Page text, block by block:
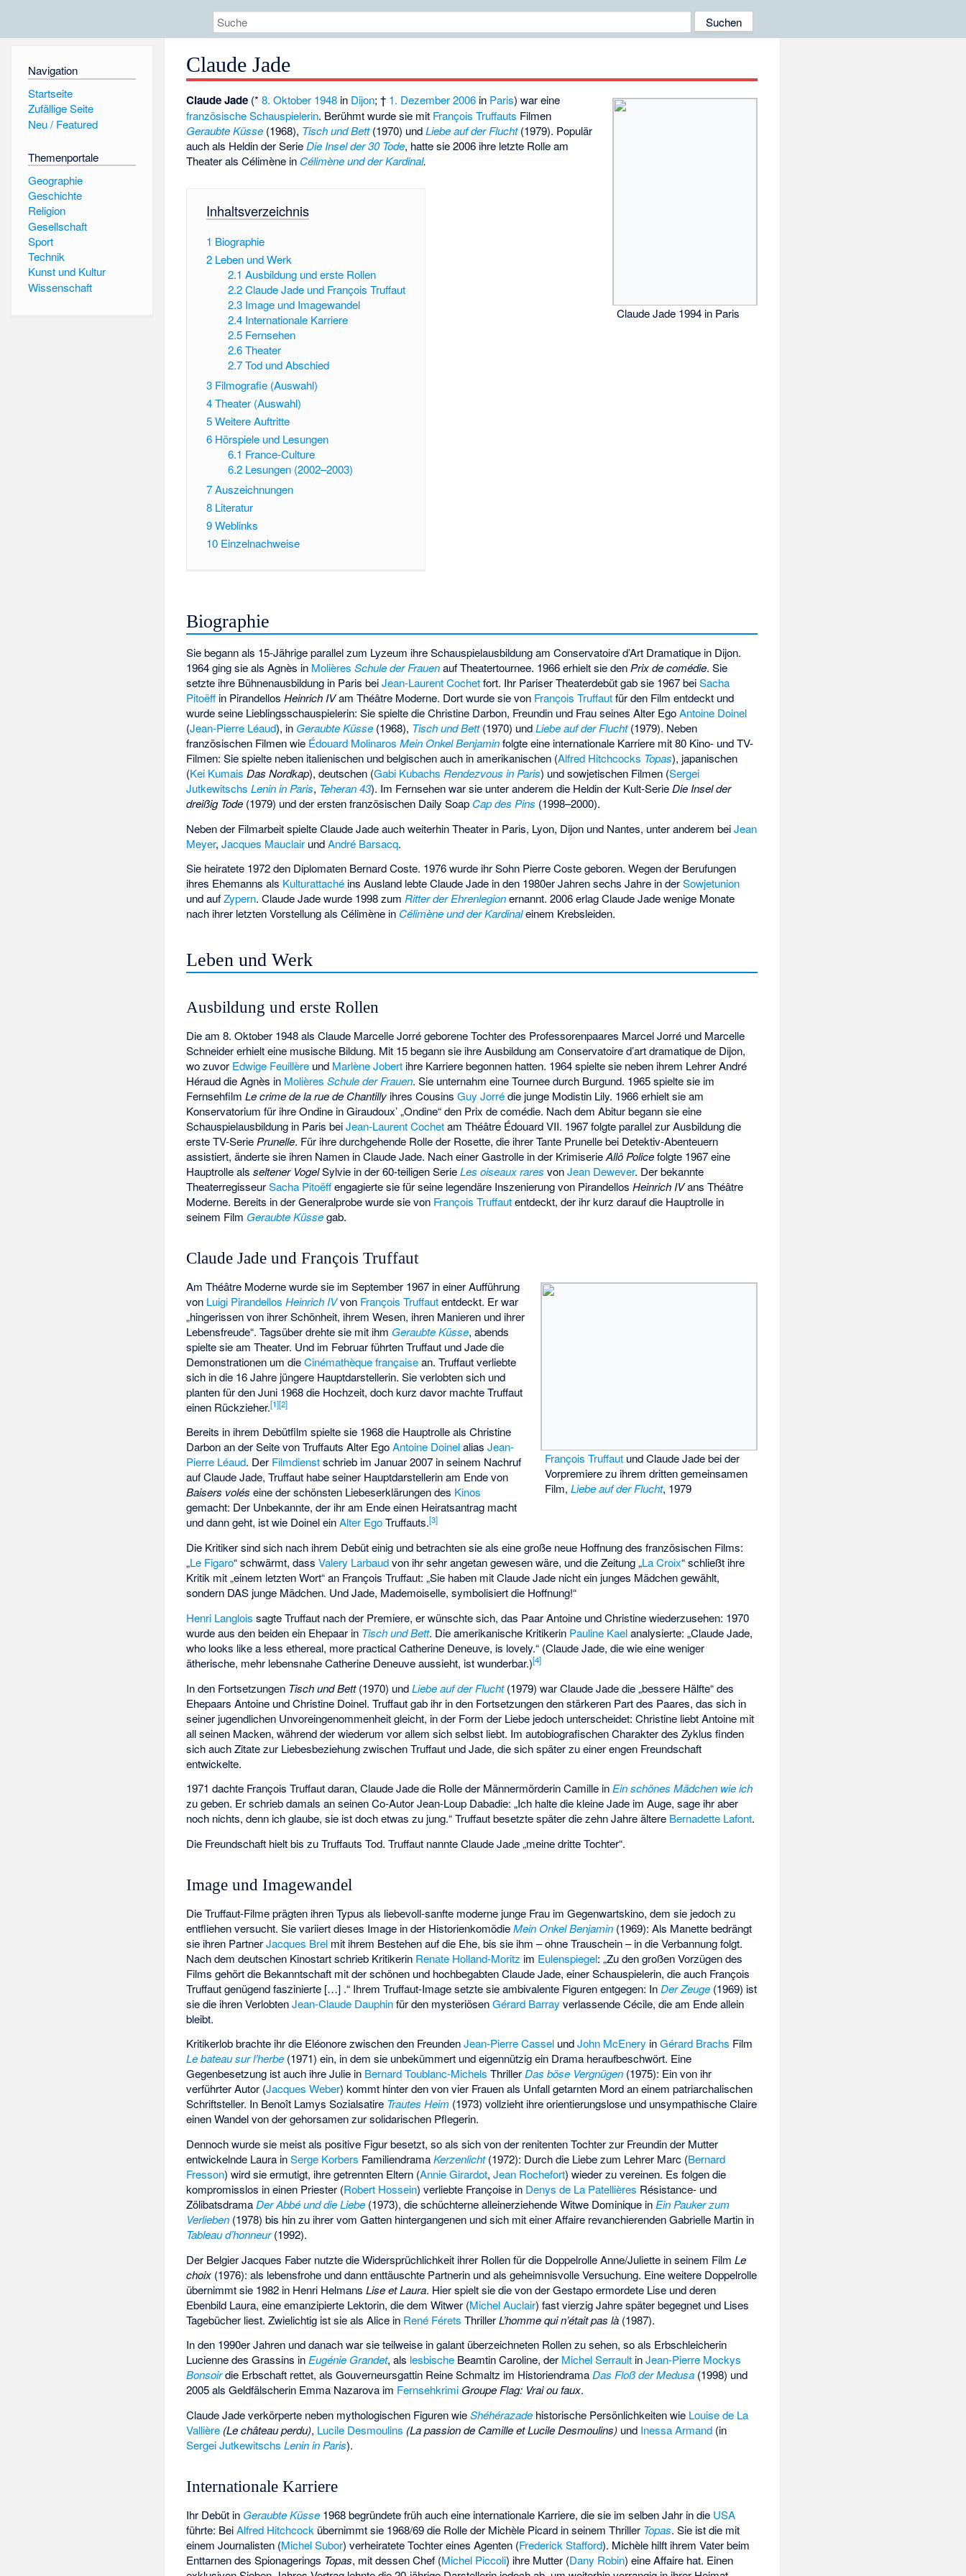
Navigation
Startseite
Zufällige Seite
Neu / Featured
Themenportale
Geographie
Geschichte
Religion
Gesellschaft
Sport
Technik
Kunst und Kultur
Wissenschaft
Claude Jade
Claude Jade 1994 in Paris
Claude Jade (*8. Oktober 1948 in Dijon; † 1. Dezember 2006 in Paris) war eine
französische Schauspielerin. Berühmt wurde sie mit François Truffauts Filmen
Geraubte Küsse (1968), Tisch und Bett(1970) undLiebe auf der Flucht(1979). Populär
auch als Heldin der SerieDie Insel der 30 Tode, hatte sie 2006 ihre letzte Rolle am
Theater als Célimène in Célimène und der Kardinal.
Inhaltsverzeichnis
1 Biographie
2 Leben und Werk
2.1 Ausbildung und erste Rollen
2.2 Claude Jade und François Truffaut
2.3 Image und Imagewandel
2.4 Internationale Karriere
2.5 Fernsehen
2.6 Theater
2.7 Tod und Abschied
3 Filmografie (Auswahl)
4Theater (Auswahl)
5Weitere Auftritte
6 Hörspiele und Lesungen
6.1 France-Culture
6.2 Lesungen (2002–2003)
7Auszeichnungen
8 Literatur
9Weblinks
10 Einzelnachweise
Biographie
Sie begann als 15-Jährige parallel zum Lyzeum ihre Schauspielausbildung am Conservatoire d’Art Dramatique in Dijon.
1964 ging sie als Agnès in Molières Schule der Frauenauf Theatertournee. 1966 erhielt sie den Prix de comédie. Sie
setzte ihre Bühnenausbildung in Paris beiJean-Laurent Cochetfort. Ihr Pariser Theaterdebüt gab sie 1967 beiSacha
Pitoëff in PirandellosHeinrich IVamThéâtre Moderne. Dort wurde sie von François Truffautfür den Film entdeckt und
wurde seine Lieblingsschauspielerin: Sie spielte die Christine Darbon, Freundin und Frau seines Alter EgoAntoine Doinel
(Jean-Pierre Léaud), in Geraubte Küsse (1968), Tisch und Bett(1970) undLiebe auf der Flucht(1979). Neben
französischen Filmen wie Édouard Molinaros Mein Onkel Benjaminfolgte eine internationale Karriere mit 80 Kino- und TV-
Filmen: Sie spielte neben italienischen und belgischen auch in amerikanischen (Alfred Hitchcocks Topas), japanischen
(Kei Kumais Das Nordkap), deutschen (Gabi Kubachs Rendezvous in Paris) und sowjetischen Filmen (Sergei
Jutkewitschs Lenin in Paris, Teheran 43). Im Fernsehen war sie unter anderem die Heldin der Kult-SerieDie Insel der
dreißig Tode (1979) und der ersten französischen Daily Soap Cap des Pins (1998–2000).
Neben der Filmarbeit spielte Claude Jade auch weiterhin Theater in Paris, Lyon, Dijon und Nantes, unter anderem beiJean
Meyer,Jacques Mauclair undAndré Barsacq.
Sie heiratete 1972 den Diplomaten Bernard Coste. 1976 wurde ihr Sohn Pierre Coste geboren. Wegen der Berufungen
ihres Ehemanns als Kulturattaché ins Ausland lebte Claude Jade in den 1980er Jahren sechs Jahre in derSowjetunion
und aufZypern. Claude Jade wurde 1998 zumRitter der Ehrenlegionernannt. 2006 erlag Claude Jade wenige Monate
nach ihrer letzten Vorstellung als Célimène in Célimène und der Kardinaleinem Krebsleiden.
Leben und Werk
Ausbildung und erste Rollen
Die am 8. Oktober 1948 als Claude Marcelle Jorré geborene Tochter des Professorenpaares Marcel Jorré und Marcelle
Schneider erhielt eine musische Bildung. Mit 15 begann sie ihre Ausbildung am Conservatoire d’art dramatique de Dijon,
wo zuvor Edwige Feuillère und Marlène Jobert ihre Karriere begonnen hatten. 1964 spielte sie neben ihrem Lehrer André
Héraud die Agnès in Molières Schule der Frauen. Sie unternahm eine Tournee durch Burgund. 1965 spielte sie im
FernsehfilmLe crime de la rue de Chantilly ihres CousinsGuy Jorrédie junge Modistin Lily. 1966 erhielt sie am
Konservatorium für ihre Ondine in Giraudoux’ „Ondine“ den Prix de comédie. Nach dem Abitur begann sie eine
Schauspielausbildung in Paris beiJean-Laurent Cochetam Théâtre Édouard VII. 1967 folgte parallel zur Ausbildung die
erste TV-Serie Prunelle. Für ihre durchgehende Rolle der Rosette, die ihrer Tante Prunelle bei Detektiv-Abenteuern
assistiert, änderte sie ihren Namen in Claude Jade. Nach einer Gastrolle in der KrimiserieAllô Policefolgte 1967 eine
Hauptrolle alsseltener VogelSylvie in der 60-teiligen SerieLes oiseaux rares vonJean Dewever. Der bekannte
TheaterregisseurSacha Pitoëffengagierte sie für seine legendäre Inszenierung von PirandellosHeinrich IVansThéâtre
Moderne. Bereits in der Generalprobe wurde sie von François Truffautentdeckt, der ihr kurz darauf die Hauptrolle in
seinem Film Geraubte Küssegab.
Claude Jade und François Truffaut
François Truffaut und Claude Jade bei der
Vorpremiere zu ihrem dritten gemeinsamen
Film,Liebe auf der Flucht, 1979
AmThéâtre Modernewurde sie im September 1967 in einer Aufführung
von Luigi Pirandellos Heinrich IVvon François Truffautentdeckt. Er war
„hingerissen von ihrer Schönheit, ihrem Wesen, ihren Manieren und ihrer
Lebensfreude“. Tagsüber drehte sie mit ihm Geraubte Küsse, abends
spielte sie am Theater. Und im Februar führten Truffaut und Jade die
Demonstrationen um dieCinémathèque françaisean. Truffaut verliebte
sich in die 16 Jahre jüngere Hauptdarstellerin. Sie verlobten sich und
planten für den Juni 1968 die Hochzeit, doch kurz davor machte Truffaut
einen Rückzieher.[1][2]
Bereits in ihrem Debütfilm spielte sie 1968 die Hauptrolle als Christine
Darbon an der Seite von Truffauts Alter EgoAntoine DoinelaliasJean-
Pierre Léaud. Der Filmdienstschrieb im Januar 2007 in seinem Nachruf
auf Claude Jade, Truffaut habe seiner Hauptdarstellerin am Ende von
Baisers volés eine der schönsten Liebeserklärungen des Kinos
gemacht: Der Unbekannte, der ihr am Ende einen Heiratsantrag macht
und dann geht, ist wie Doinel einAlter EgoTruffauts.[3]
Die Kritiker sind sich nach ihrem Debüt einig und betrachten sie als eine große neue Hoffnung des französischen Films:
„Le Figaro“ schwärmt, dassValery Larbaudvon ihr sehr angetan gewesen wäre, und die Zeitung „La Croix“ schließt ihre
Kritik mit „einem letzten Wort“ an François Truffaut: „Sie haben mit Claude Jade nicht ein junges Mädchen gewählt,
sondern DAS junge Mädchen. Und Jade, Mademoiselle, symbolisiert die Hoffnung!“
Henri Langlois sagte Truffaut nach der Premiere, er wünschte sich, das Paar Antoine und Christine wiederzusehen: 1970
wurde aus den beiden ein Ehepaar in Tisch und Bett. Die amerikanische Kritikerin Pauline Kaelanalysierte: „Claude Jade,
who looks like a less ethereal, more practical Catherine Deneuve, is lovely.“ (Claude Jade, die wie eine weniger
ätherische, mehr lebensnahe Catherine Deneuve aussieht, ist wunderbar.)[4]
In den Fortsetzungen Tisch und Bett(1970) undLiebe auf der Flucht(1979) war Claude Jade die „bessere Hälfte“ des
Ehepaars Antoine und Christine Doinel. Truffaut gab ihr in den Fortsetzungen den stärkeren Part des Paares, das sich in
seiner jugendlichen Unvoreingenommenheit gleicht, in der Form der Liebe jedoch unterscheidet: Christine liebt Antoine mit
all seinen Macken, während der wiederum vor allem sich selbst liebt. Im autobiografischen Charakter des Zyklus finden
sich auch Zitate zur Liebesbeziehung zwischen Truffaut und Jade, die sich später zu einer engen Freundschaft
entwickelte.
1971 dachte François Truffaut daran, Claude Jade die Rolle der Männermörderin Camille in Ein schönes Mädchen wie ich
zu geben. Er schrieb damals an seinen Co-Autor Jean-Loup Dabadie: „Ich halte die kleine Jade im Auge, sage ihr aber
noch nichts, denn ich glaube, sie ist doch etwas zu jung.“ Truffaut besetzte später die zehn Jahre ältere Bernadette Lafont.
Die Freundschaft hielt bis zu Truffauts Tod. Truffaut nannte Claude Jade „meine dritte Tochter“.
Image und Imagewandel
Die Truffaut-Filme prägten ihren Typus als liebevoll-sanfte moderne junge Frau im Gegenwartskino, dem sie jedoch zu
entfliehen versucht. Sie variiert dieses Image in der HistorienkomödieMein Onkel Benjamin (1969): Als Manette bedrängt
sie ihren PartnerJacques Brel mit ihrem Bestehen auf die Ehe, bis sie ihm – ohne Trauschein – in die Verbannung folgt.
Nach dem deutschen Kinostart schrieb Kritikerin Renate Holland-Moritz im Eulenspiegel: „Zu den großen Vorzügen des
Films gehört die Bekanntschaft mit der schönen und hochbegabten Claude Jade, einer Schauspielerin, die auch François
Truffaut genügend faszinierte […] .“ Ihrem Truffaut-Image setzte sie ambivalente Figuren entgegen: InDer Zeuge (1969) ist
sie die ihren VerlobtenJean-Claude Dauphinfür den mysteriösenGérard Barray verlassende Cécile, die am Ende allein
bleibt.
Kritikerlob brachte ihr die Eléonore zwischen den FreundenJean-Pierre Cassel undJohn McEnery inGérard Brachs Film
Le bateau sur l’herbe (1971) ein, in dem sie unbekümmert und eigennützig ein Drama heraufbeschwört. Eine
Gegenbesetzung ist auch ihre Julie in Bernard Toublanc-Michels ThrillerDas böse Vergnügen (1975): Ein von ihr
verführter Autor (Jacques Weber) kommt hinter den von vier Frauen als Unfall getarnten Mord an einem patriarchalischen
Schriftsteller. In Benoît Lamys Sozialsatire Trautes Heim (1973) vollzieht ihre orientierungslose und unsympathische Claire
einen Wandel von der gehorsamen zur solidarischen Pflegerin.
Dennoch wurde sie meist als positive Figur besetzt, so als sich von der renitenten Tochter zur Freundin der Mutter
entwickelnde Laura inSerge Korbers FamiliendramaKerzenlicht(1972): Durch die Liebe zum Lehrer Marc (Bernard
Fresson) wird sie ermutigt, ihre getrennten Eltern (Annie Girardot,Jean Rochefort) wieder zu vereinen. Es folgen die
kompromisslos in einen Priester (Robert Hossein) verliebte Françoise in Denys de La Patellières Résistance- und
ZölibatsdramaDer Abbé und die Liebe (1973), die schüchterne alleinerziehende Witwe Dominique in Ein Pauker zum
Verlieben (1978) bis hin zu ihrer vom Gatten hintergangenen und sich mit einer Affaire revanchierenden Gabrielle Martin in
Tableau d’honneur(1992).
Der BelgierJacques Faber nutzte die Widersprüchlichkeit ihrer Rollen für die Doppelrolle Anne/Juliette in seinem FilmLe
choix (1976): als lebensfrohe und dann enttäuschte Partnerin und als geheimnisvolle Versuchung. Eine weitere Doppelrolle
übernimmt sie 1982 in Henri Helmans Lise et Laura. Hier spielt sie die von der Gestapo ermordete Lise und deren
Ebenbild Laura, eine emanzipierte Lektorin, die dem Witwer (Michel Auclair) fast vierzig Jahre später begegnet und Lises
Tagebücher liest. Zwielichtig ist sie als Alice in René Férets ThrillerL’homme qui n’était pas là (1987).
In den 1990er Jahren und danach war sie teilweise in galant überzeichneten Rollen zu sehen, so als Erbschleicherin
Lucienne des Grassins inEugénie Grandet, als lesbische Beamtin Caroline, der Michel Serrault inJean-Pierre Mockys
Bonsoirdie Erbschaft rettet, als Gouverneursgattin Reine Schmaltz im HistoriendramaDas Floß der Medusa (1998) und
2005 als Geldfälscherin Emma Nazarova im Fernsehkrimi Groupe Flag: Vrai ou faux.
Claude Jade verkörperte neben mythologischen Figuren wieShéhérazade historische Persönlichkeiten wie Louise de La
Vallière (Le château perdu), Lucile Desmoulins (La passion de Camille et Lucile Desmoulins) und Inessa Armand (in
Sergei Jutkewitschs Lenin in Paris).
Internationale Karriere
Ihr Debüt in Geraubte Küsse 1968 begründete früh auch eine internationale Karriere, die sie im selben Jahr in die USA
führte: BeiAlfred Hitchcock übernimmt sie 1968/69 die Rolle der Michèle Picard in seinem Thriller Topas. Sie ist die mit
einem Journalisten (Michel Subor) verheiratete Tochter eines Agenten (Frederick Stafford). Michèle hilft ihrem Vater beim
Enttarnen des Spionagerings Topas, mit dessen Chef (Michel Piccoli) ihre Mutter (Dany Robin) eine Affaire hat. Einen